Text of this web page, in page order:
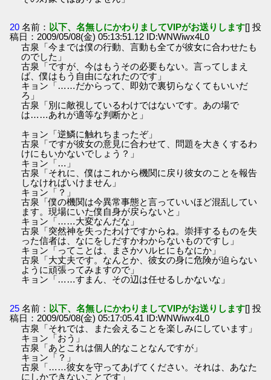
20 名前： 以下、名無しにかわりましてVIPがお送りします[] 投
稿日：2009/05/08(金) 05:13:51.12 ID:WNWiwx4L0
古泉「今までは僕の行動、言動も全てが彼女に合わせたも
のでした」
古泉「ですが、今はもうその必要もない。言ってしまえ
ば、僕はもう自由になれたのです」
キョン「……だからって、即効で裏切らなくてもいいだ
ろ」
古泉「別に敵視しているわけではないです。あの場で
は……あれが適等な判断かと」
キョン「逆鱗に触れちまったぞ」
古泉「ですが彼女の意見に合わせて、問題を大きくするわ
けにもいかないでしょう？」
キョン「…」
古泉「それに、僕はこれから機関に戻り彼女のことを報告
しなければいけません」
キョン「？」
古泉「僕の機関は今異常事態と言っていいほど混乱してい
ます。現場にいた僕自身が戻らないと」
キョン「……大変なんだな」
古泉「突然神を失ったわけですからね。崇拝するものを失
った信者は、なにをしだすかわからないものですし」
キョン「ってことは、まさかハルヒにもなにか」
古泉「大丈夫です。なんとか、彼女の身に危険が迫らない
ように頑張ってみますので」
キョン「……すまん、その辺は任せるしかないな」
25 名前： 以下、名無しにかわりましてVIPがお送りします[] 投
稿日：2009/05/08(金) 05:17:05.41 ID:WNWiwx4L0
古泉「それでは、また会えることを楽しみにしています」
キョン「おう」
古泉「あとこれは個人的なことなんですが」
キョン「？」
古泉「……彼女を守ってあげてください。それは、あなた
にしかできないことです」